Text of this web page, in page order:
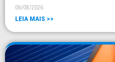
06/08/2026
LEIA MAIS >>